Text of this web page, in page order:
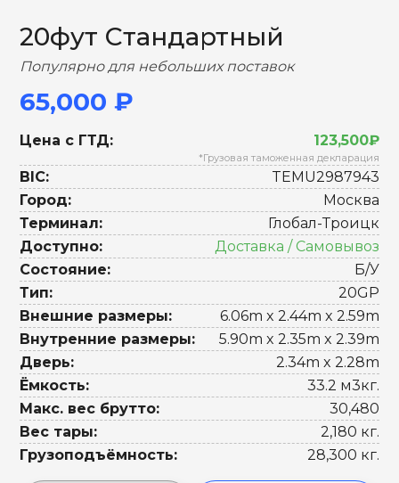
20фут Стандартный
Популярно для небольших поставок
65,000 ₽
Цена с ГТД: 123,500₽
*Грузовая таможенная декларация
BIC:
TEMU2987943
Город:
Москва
Терминал:
Глобал-Троицк
Доступно:
Доставка / Самовывоз
Состояние:
Б/У
Тип:
20GP
Внешние размеры:
6.06m x 2.44m x 2.59m
Внутренние размеры:
5.90m x 2.35m x 2.39m
Дверь:
2.34m x 2.28m
Ёмкость:
33.2 м3кг.
Макс. вес брутто:
30,480
Вес тары:
2,180 кг.
Грузоподъёмность:
28,300 кг.